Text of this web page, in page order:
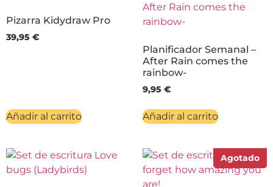
Pizarra Kidydraw Pro
39,95 €
Añadir al carrito
Planificador Semanal –
After Rain comes the
rainbow-
9,95 €
Añadir al carrito
Agotado